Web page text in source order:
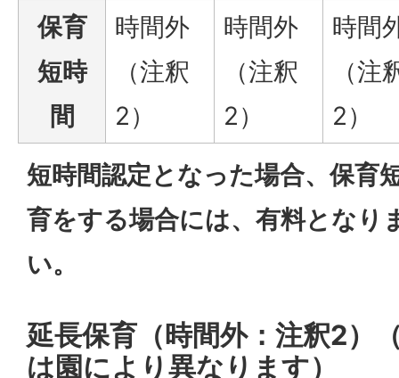
保育
短時
間
時間外
（注釈
2）
時間外
（注釈
2）
時間
（注
2）
短時間認定となった場合、保育
育をする場合には、有料となり
い。
延長保育（時間外：注釈2）
は園により異なります）